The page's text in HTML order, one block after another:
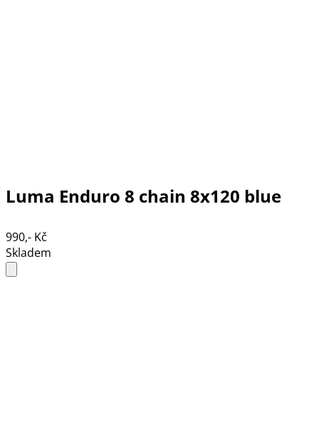
Luma Enduro 8 chain 8x120 blue
990,- Kč
Skladem